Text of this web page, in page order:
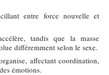
entre force nouvelle et
tandis que la masse
différemment selon le sexe.
affectant coordination,
émotions.